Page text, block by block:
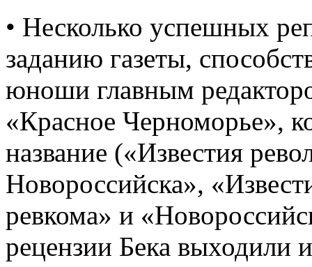
• Несколько успешных
заданию газеты,
юноши главным
«Красное Черноморье»,
название («Известия
Новороссийска»,
ревкома» и
рецензии Бека выходили